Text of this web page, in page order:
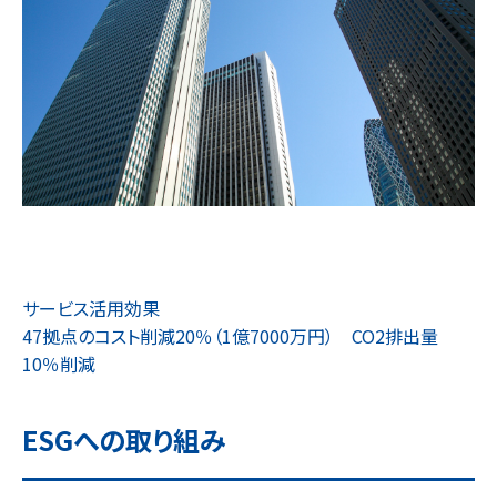
会社概要
採用情報
お問い合わせ
資料ダウンロード
サービス活用効果
47拠点のコスト削減20％（1億7000万円）　CO2排出量
10％削減
ESGへの取り組み